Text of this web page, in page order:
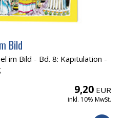
Bild
im Bild - Bd. 8: Kapitulation -
9,20 EUR
inkl. 10% MwSt.